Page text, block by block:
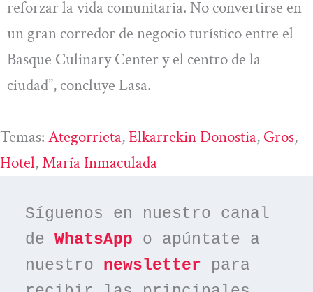
reforzar la vida comunitaria. No convertirse en
un gran corredor de negocio turístico entre el
Basque Culinary Center y el centro de la
ciudad”, concluye Lasa.
Temas: Ategorrieta, Elkarrekin Donostia, Gros
Hotel, María Inmaculada
Síguenos en nuestro canal
de WhatsApp o apúntate a
nuestro newsletter para